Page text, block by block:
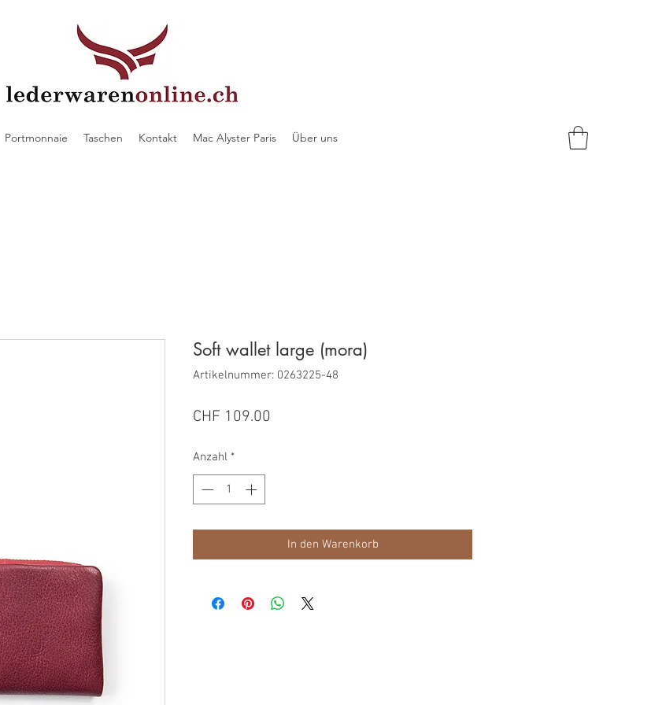
Portmonnaie Taschen Kontakt Mac Alyster Paris Über uns
Soft wallet large (mora)
Artikelnummer: 0263225-48
CHF 109.00
Anzahl *
In den Warenkorb